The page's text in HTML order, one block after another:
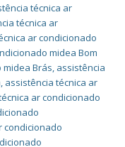
técnica ar
técnica ar
ar condicionado
midea Bom
midea Brás, assistência
, assistência técnica ar
ar condicionado
condicionado